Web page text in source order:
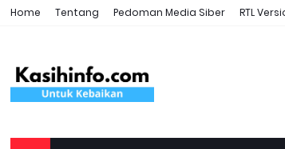
Home Tentang Pedoman Media Siber RTL